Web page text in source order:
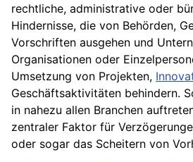
rechtliche, administrative oder
Hindernisse, die von Behörden,
Vorschriften ausgehen und
Organisationen oder
Umsetzung von Projekten,
Geschäftsaktivitäten behindern.
in nahezu allen Branchen
zentraler Faktor für
oder sogar das Scheitern von